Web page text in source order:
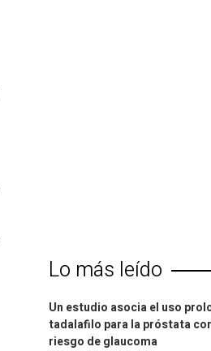
Lo más leído
Un estudio asocia el uso
tadalafilo para la próstata
riesgo de glaucoma